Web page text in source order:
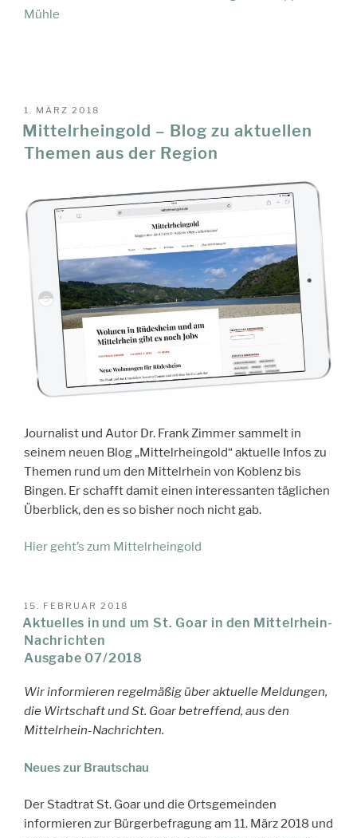
Mühle
VERÖFFENTLICHT
AM
1. MÄRZ 2018
Mittelrheingold – Blog zu aktuellen
Themen aus der Region
Journalist und Autor Dr. Frank Zimmer sammelt in
seinem neuen Blog „Mittelrheingold“ aktuelle Infos zu
Themen rund um den Mittelrhein von Koblenz bis
Bingen. Er schafft damit einen interessanten täglichen
Überblick, den es so bisher noch nicht gab.
Hier geht’s zum Mittelrheingold
VERÖFFENTLICHT
AM
15. FEBRUAR 2018
Aktuelles in und um St. Goar in den Mittelrhein-
Nachrichten
Ausgabe 07/2018
Wir informieren regelmäßig über aktuelle Meldungen,
die Wirtschaft und St. Goar betreffend, aus den
Mittelrhein-Nachrichten.
Neues zur Brautschau
Der Stadtrat St. Goar und die Ortsgemeinden
informieren zur Bürgerbefragung am 11. März 2018 und